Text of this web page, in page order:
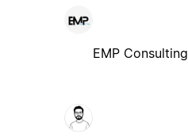
EMP Consulting